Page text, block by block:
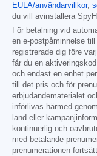
EULA/användarvillkor,
du vill avinstallera
För betalning vid
en e-postpåminnelse
registrerade dig före
får du en
och endast en enhet
till det pris och för
erbjudandematerialet
införlivas härmed
land eller
kontinuerlig och
med betalande
prenumerationen